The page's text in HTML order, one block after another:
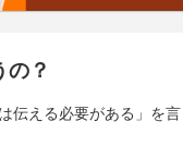
の？
伝える必要がある」を言